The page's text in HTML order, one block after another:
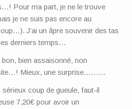
Pour ma part, je ne le trouve
je ne suis pas encore au
J’ai un âpre souvenir des tas
derniers temps…
bien assaisonné, non
Mieux, une surprise………
coup de gueule, faut-il
7,20€ pour avoir un